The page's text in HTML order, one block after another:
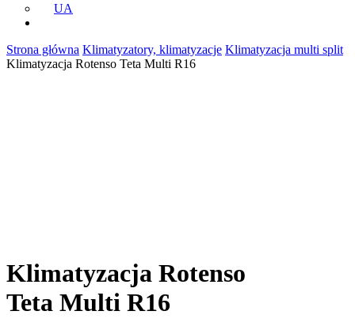
UA
Strona główna Klimatyzatory, klimatyzacje Klimatyzacja multi split
Klimatyzacja Rotenso Teta Multi R16
Klimatyzacja Rotenso
Teta Multi R16